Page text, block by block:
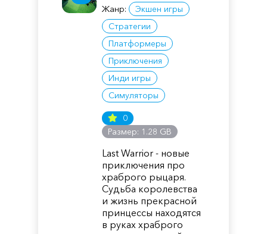
Жанр:
Экшен игры
Стратегии
Платформеры
Приключения
Инди игры
Симуляторы
0
Размер: 1.28 GB
Last Warrior - новые
приключения про
храброго рыцаря.
Судьба королевства
и жизнь прекрасной
принцессы находятся
в руках храброго